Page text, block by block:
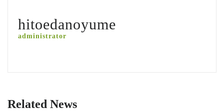
hitoedanoyume
administrator
Related News